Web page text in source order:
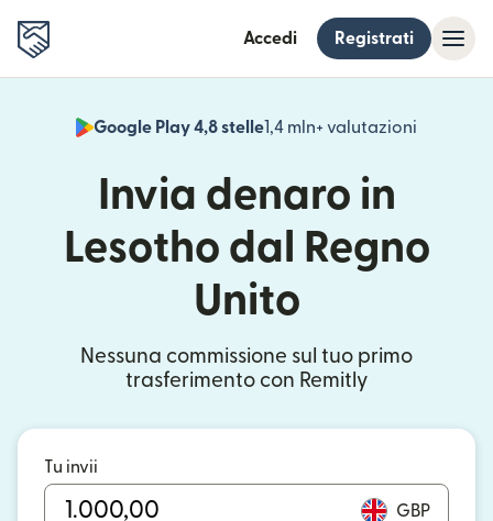
Accedi Registrati
Google Play 4,8 stelle1,4 mln+ valutazioni
Invia denaro in
Lesotho dal Regno
Unito
Nessuna commissione sul tuo primo
trasferimento con Remitly
Tu invii
GBP